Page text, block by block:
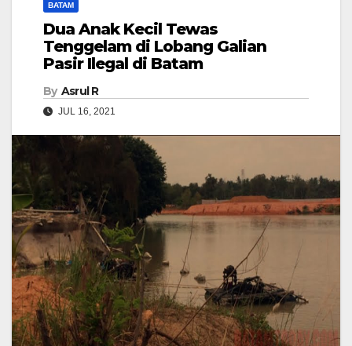
BATAM
Dua Anak Kecil Tewas
Tenggelam di Lobang Galian
Pasir Ilegal di Batam
By Asrul R
JUL 16, 2021